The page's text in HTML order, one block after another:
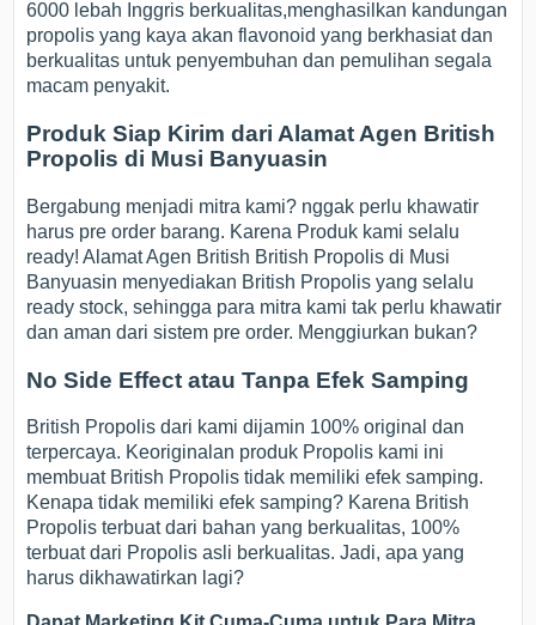
6000 lebah Inggris berkualitas,menghasilkan kandungan
propolis yang kaya akan flavonoid yang berkhasiat dan
berkualitas untuk penyembuhan dan pemulihan segala
macam penyakit.
Produk Siap Kirim dari Alamat Agen British
Propolis di Musi Banyuasin
Bergabung menjadi mitra kami? nggak perlu khawatir
harus pre order barang. Karena Produk kami selalu
ready! Alamat Agen British British Propolis di Musi
Banyuasin menyediakan British Propolis yang selalu
ready stock, sehingga para mitra kami tak perlu khawatir
dan aman dari sistem pre order. Menggiurkan bukan?
No Side Effect atau Tanpa Efek Samping
British Propolis dari kami dijamin 100% original dan
terpercaya. Keoriginalan produk Propolis kami ini
membuat British Propolis tidak memiliki efek samping.
Kenapa tidak memiliki efek samping? Karena British
Propolis terbuat dari bahan yang berkualitas, 100%
terbuat dari Propolis asli berkualitas. Jadi, apa yang
harus dikhawatirkan lagi?